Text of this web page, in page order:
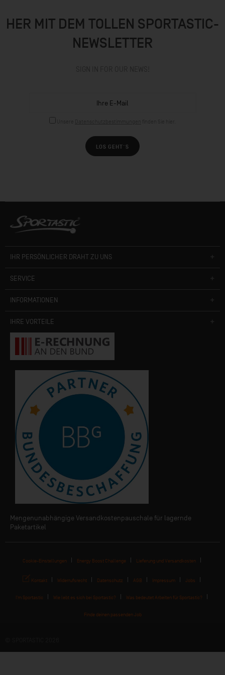
HER MIT DEM TOLLEN SPORTASTIC-
NEWSLETTER
LOS GEHT´S
IHR PERSÖNLICHER DRAHT ZU UNS
SERVICE
INFORMATIONEN
IHRE VORTEILE
Mengenunabhängige Versandkostenpauschale für lagernde
Paketartikel
Cookie-Einstellungen Energy Boost Challenge Lieferung und Versandkosten
Kontakt Widerrufsrecht Datenschutz AGB Impressum Jobs
I'm Sportastic Wie lebt es sich bei Sportastic? Was bedeutet Arbeiten für Sportastic?
Finde deinen passenden Job